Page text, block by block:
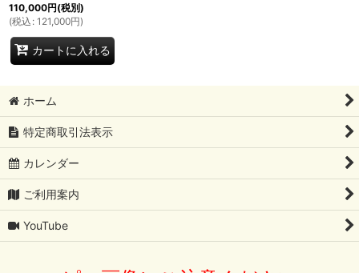
110,000円(税別)
(税込 : 121,000円)
カートに入れる
ホーム
特定商取引法表示
カレンダー
ご利用案内
YouTube